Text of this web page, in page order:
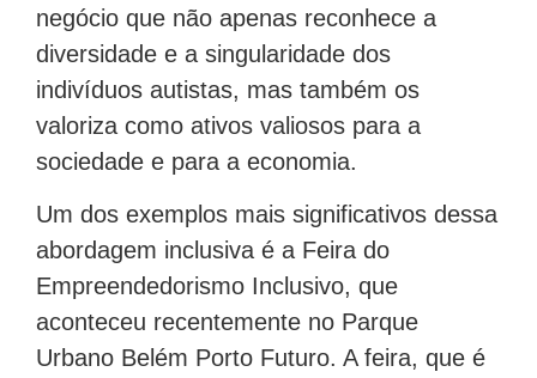
negócio que não apenas reconhece a
diversidade e a singularidade dos
indivíduos autistas, mas também os
valoriza como ativos valiosos para a
sociedade e para a economia.
Um dos exemplos mais significativos dessa
abordagem inclusiva é a Feira do
Empreendedorismo Inclusivo, que
aconteceu recentemente no Parque
Urbano Belém Porto Futuro. A feira, que é